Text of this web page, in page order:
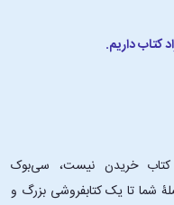
کتاب داریم.
کتاب خریدن نیست، سی‌بوک
شما تا یک کتابفروشی بزرگ و